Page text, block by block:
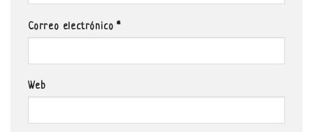
Correo electrónico*
Web